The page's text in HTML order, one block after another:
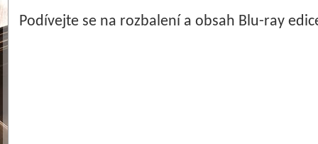
Podívejte se na rozbalení a obsah Blu-ray